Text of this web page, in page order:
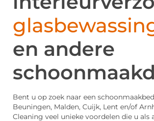
en andere
Bent u op zoek naar een
Beuningen, Malden, Cuijk, Lent en/of
Cleaning veel unieke voordelen die u